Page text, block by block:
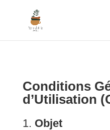
Conditions
d’Utilisation
1. Objet